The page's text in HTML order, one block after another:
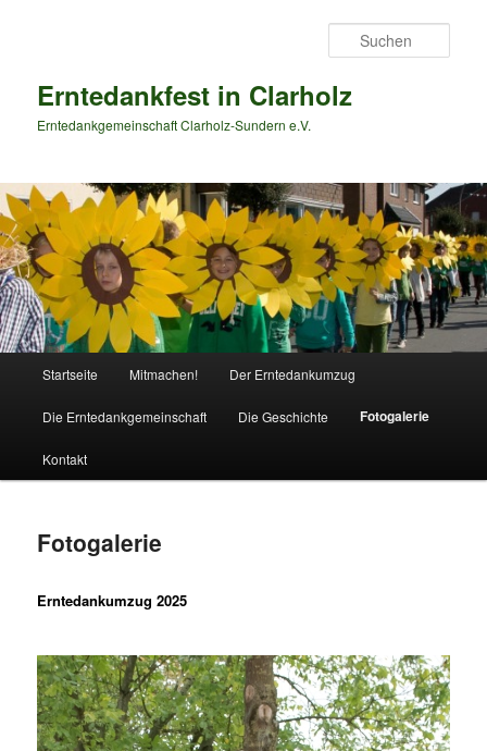
Erntedankfest in Clarholz
Erntedankgemeinschaft Clarholz-Sundern e.V.
Startseite Mitmachen! Der Erntedankumzug
Die Erntedankgemeinschaft Die Geschichte Fotogalerie
Kontakt
Fotogalerie
Erntedankumzug 2025